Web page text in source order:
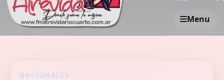
Menu
NACIONALES